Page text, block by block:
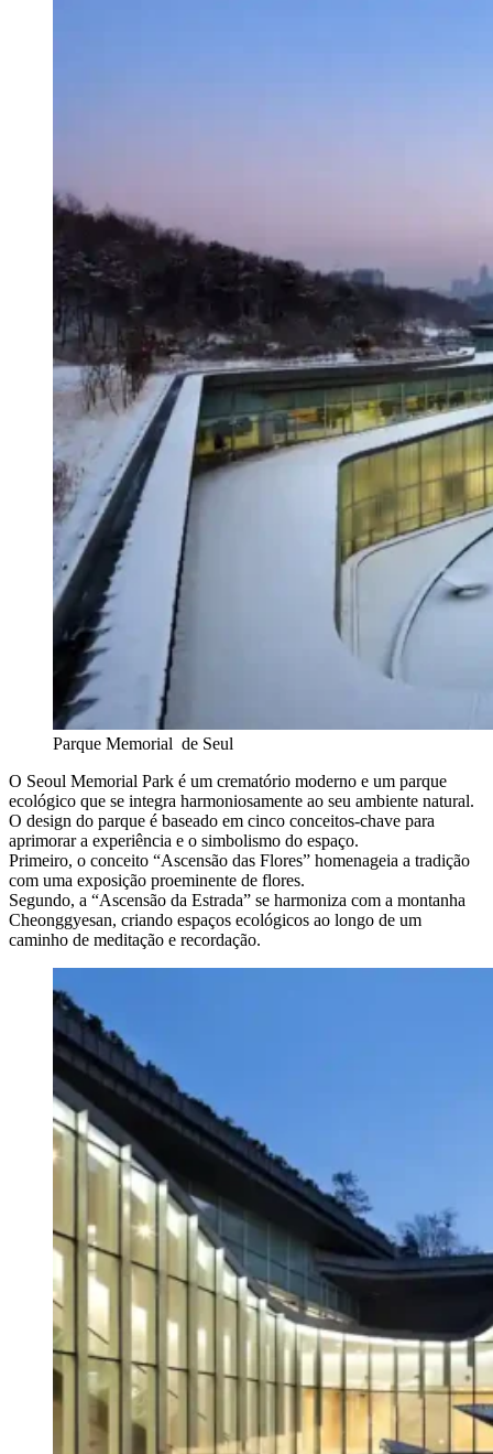
Parque Memorial de Seul
O Seoul Memorial Park é um crematório moderno e um parque
ecológico que se integra harmoniosamente ao seu ambiente natural.
O design do parque é baseado em cinco conceitos-chave para
aprimorar a experiência e o simbolismo do espaço.
Primeiro, o conceito “Ascensão das Flores” homenageia a tradição
com uma exposição proeminente de flores.
Segundo, a “Ascensão da Estrada” se harmoniza com a montanha
Cheonggyesan, criando espaços ecológicos ao longo de um
caminho de meditação e recordação.